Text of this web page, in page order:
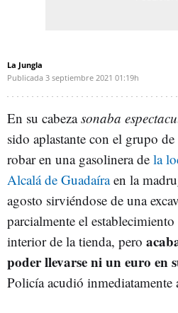
La Jungla
Publicada 3 septiembre 2021 01:19h
En su cabezasonaba
sido aplastante con el grupo
robar en una gasolinera de la
Alcalá de Guadaíraen la
agosto sirviéndose de una
parcialmente el
interior de la tienda, pero
poder llevarse ni un euro en
Policía acudió inmediatamente